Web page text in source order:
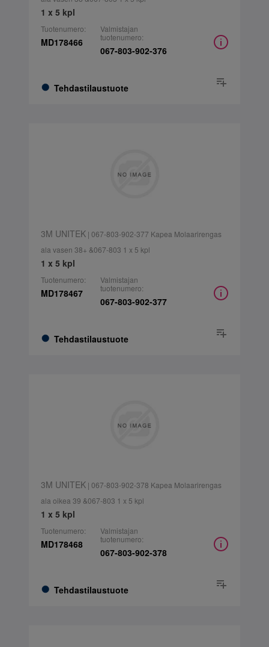
1 x 5 kpl
Tuotenumero:
MD178466
Tehdastilaustuote
Valmistajan
tuotenumero:
067-803-902-376
3M UNITEK| 067-803-902-377 Kapea Molaarirengas
ala vasen 38+ &067-803 1 x 5 kpl
1 x 5 kpl
Tuotenumero:
MD178467
Tehdastilaustuote
Valmistajan
tuotenumero:
067-803-902-377
3M UNITEK| 067-803-902-378 Kapea Molaarirengas
ala oikea 39 &067-803 1 x 5 kpl
1 x 5 kpl
Tuotenumero:
MD178468
Tehdastilaustuote
Valmistajan
tuotenumero:
067-803-902-378